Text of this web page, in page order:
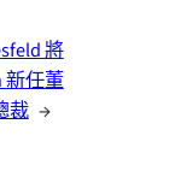
將
新任董
裁 →